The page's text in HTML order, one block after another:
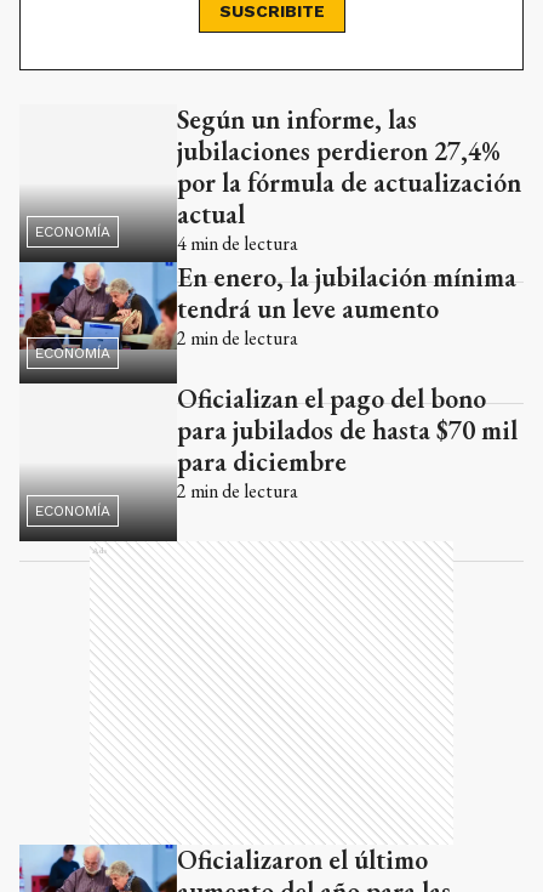
Según un informe, las
jubilaciones perdieron 27,4%
por la fórmula de actualización
actual
4min de lectura
ECONOMÍA
En enero, la jubilación mínima
tendrá un leve aumento
2min de lectura
Oficializan el pago del bono
para jubilados de hasta $70 mil
para diciembre
2min de lectura
ECONOMÍA
Oficializaron el último
aumento del año para las
jubilaciones y asignaciones
familiares